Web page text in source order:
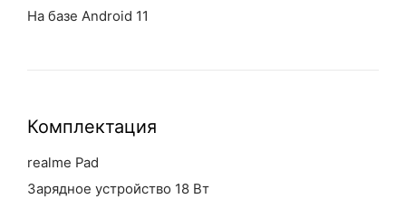
На базе Android 11
Комплектация
realme Pad
Зарядное устройство 18 Вт